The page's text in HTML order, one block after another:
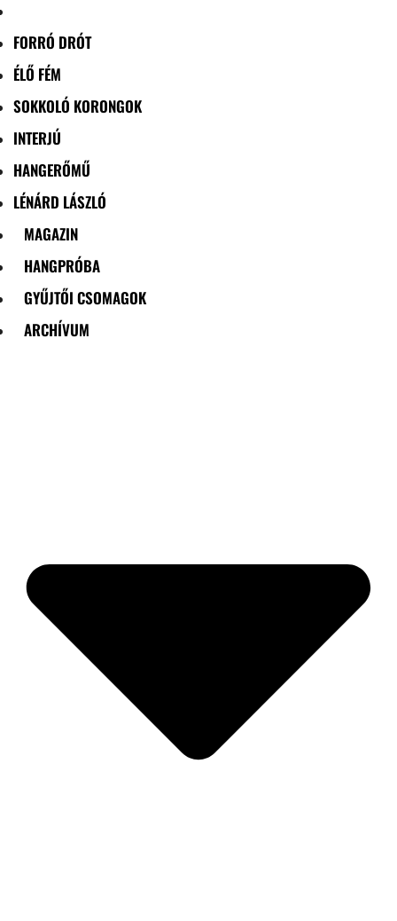
FORRÓ DRÓT
ÉLŐ FÉM
SOKKOLÓ KORONGOK
INTERJÚ
HANGERŐMŰ
LÉNÁRD LÁSZLÓ
MAGAZIN
HANGPRÓBA
GYŰJTŐI CSOMAGOK
ARCHÍVUM